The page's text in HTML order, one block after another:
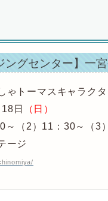
ングセンター】一
ゃトーマスキャラク
日
（日）
～（2）11：30～（3
ージ